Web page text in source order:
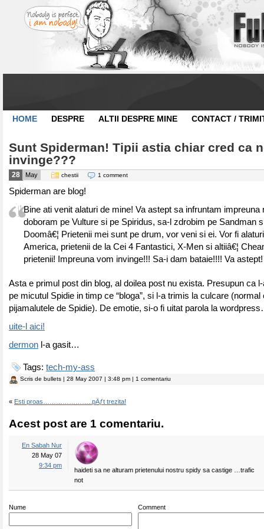
HOME DESPRE ALTII DESPRE MINE CONTACT /
Sunt Spiderman! Tipii astia chiar cred ca
invinge???
28 May chestii 1 comment
Spiderman are blog!
Bine ati venit alaturi de mine! Va astept sa infruntam impreuna
doboram pe Vulture si pe Spiridus, sa-l zdrobim pe Sandman
Doomâ€¦ Prietenii mei sunt pe drum, vor veni si ei. Vor fi
America, prietenii de la Cei 4 Fantastici, X-Men si altiiâ€¦
prietenii! Impreuna vom invinge!!! Sa-i dam bataie!!!! Va astept!
Asta e primul post din blog, al doilea post nu exista. Presupun ca l-
pe micutul Spidie in timp ce “bloga”, si l-a trimis la culcare (normal
pijamalutele de Spidie). De emotie, si-o fi uitat parola la
uite-l aici!
dermon l-a gasit…
Tags: tech-my-ass
Scris de bullets | 28 May 2007 | 3:48 pm | 1 comentariu
« Esti proas…………………..pÄƒt trezita!
Acest post are 1 comentariu.
En Sabah Nur
28 May 07
9:34 pm
haideti sa ne alturam prietenului nostru spidy sa castige …trafic
not
Nume Comment